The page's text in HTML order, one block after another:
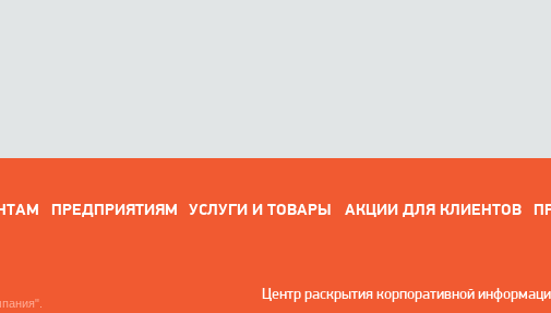
ПРЕДПРИЯТИЯМ УСЛУГИ И ТОВАРЫ АКЦИИ ДЛЯ КЛИЕНТОВ
Центр раскрытия корпоративной